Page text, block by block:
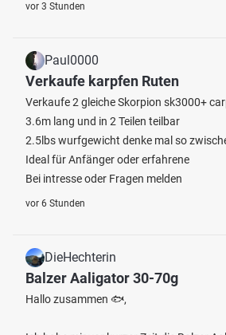
vor 3 Stunden
Paul0000
Verkaufe karpfen Ruten
Verkaufe 2 gleiche Skorpion sk3000+
3.6m lang und in 2 Teilen teilbar
2.5lbs wurfgewicht denke mal so
Ideal für Anfänger oder erfahrene
Bei intresse oder Fragen melden
vor 6 Stunden
DieHechterin
Balzer Aaligator 30-70g
Hallo zusammen 🐟,